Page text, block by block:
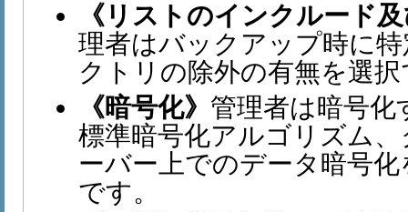
《リストのインクルード
理者はバックアップ時に
クトリの除外の有無を選
《暗号化》 管理者は暗号
標準暗号化アルゴリズム
ーバー上でのデータ暗号
です。